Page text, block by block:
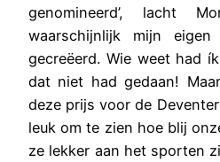
genomineerd’, lacht
waarschijnlijk mijn
gecreëerd. Wie weet had
dat niet had gedaan!
deze prijs voor de
leuk om te zien hoe blij
ze lekker aan het sporten